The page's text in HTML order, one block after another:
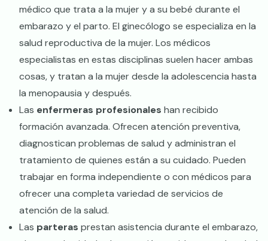
médico que trata a la mujer y a su bebé durante el
embarazo y el parto. El ginecólogo se especializa en la
salud reproductiva de la mujer. Los médicos
especialistas en estas disciplinas suelen hacer ambas
cosas, y tratan a la mujer desde la adolescencia hasta
la menopausia y después.
Las enfermeras profesionales han recibido
formación avanzada. Ofrecen atención preventiva,
diagnostican problemas de salud y administran el
tratamiento de quienes están a su cuidado. Pueden
trabajar en forma independiente o con médicos para
ofrecer una completa variedad de servicios de
atención de la salud.
Las parteras prestan asistencia durante el embarazo,